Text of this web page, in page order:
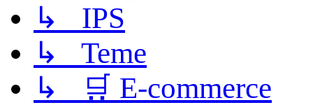
↳ IPS
↳ Teme
↳ 🛒 E-commerce